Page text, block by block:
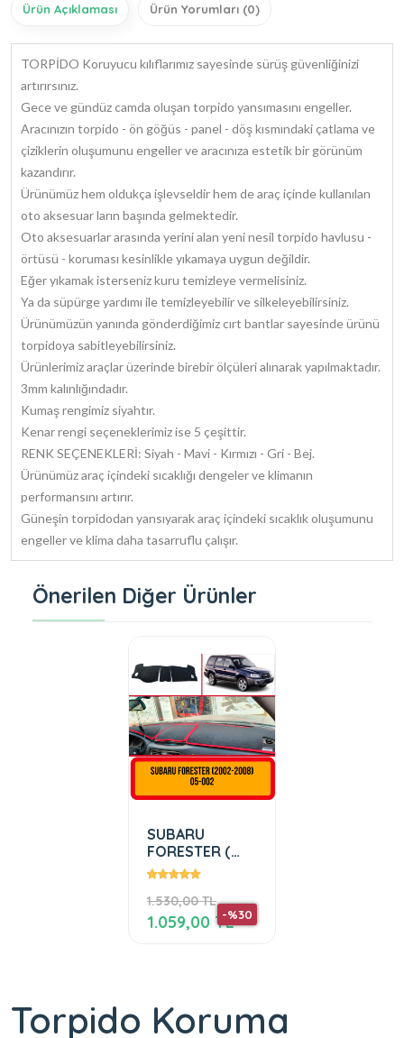
Ürün Açıklaması Ürün Yorumları (0)
TORPİDO Koruyucu kılıflarımız sayesinde sürüş güvenliğinizi
artırırsınız.
Gece ve gündüz camda oluşan torpido yansımasını engeller.
Aracınızın torpido - ön göğüs - panel - döş kısmındaki çatlama ve
çiziklerin oluşumunu engeller ve aracınıza estetik bir görünüm
kazandırır.
Ürünümüz hem oldukça işlevseldir hem de araç içinde kullanılan
oto aksesuar ların başında gelmektedir.
Oto aksesuarlar arasında yerini alan yeni nesil torpido havlusu -
örtüsü - koruması kesinlikle yıkamaya uygun değildir.
Eğer yıkamak isterseniz kuru temizleye vermelisiniz.
Ya da süpürge yardımı ile temizleyebilir ve silkeleyebilirsiniz.
Ürünümüzün yanında gönderdiğimiz cırt bantlar sayesinde ürünü
torpidoya sabitleyebilirsiniz.
Ürünlerimiz araçlar üzerinde birebir ölçüleri alınarak yapılmaktadır.
3mm kalınlığındadır.
Kumaş rengimiz siyahtır.
Kenar rengi seçeneklerimiz ise 5 çeşittir.
RENK SEÇENEKLERİ: Siyah - Mavi - Kırmızı - Gri - Bej.
Ürünümüz araç içindeki sıcaklığı dengeler ve klimanın
performansını artırır.
Güneşin torpidodan yansıyarak araç içindeki sıcaklık oluşumunu
engeller ve klima daha tasarruflu çalışır.
Önerilen Diğer Ürünler
SUBARU
FORESTER (
2002-2008)
1.530,00 TL
-%30
1.059,00 TL
Torpido Koruma